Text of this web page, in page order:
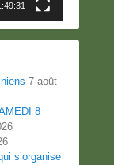
7 août
8
s’organise